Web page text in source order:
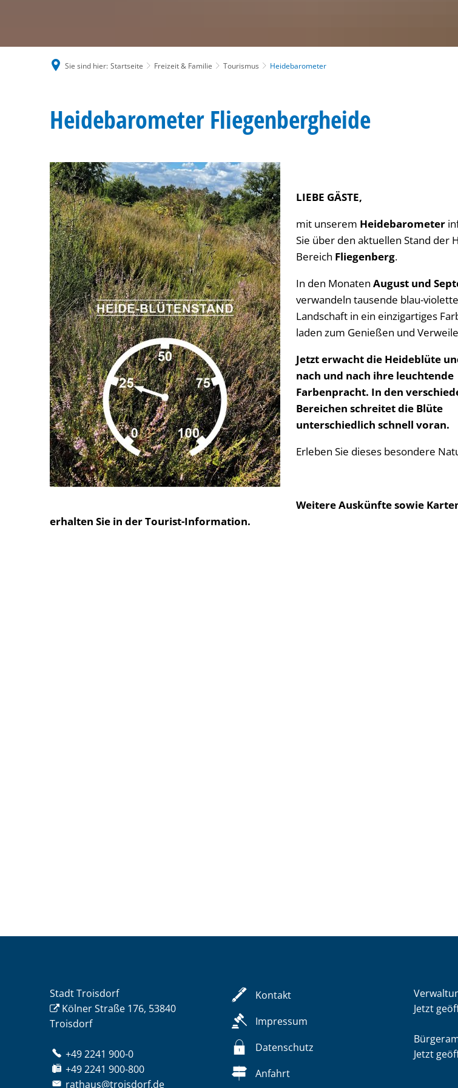
Sie sind hier: Startseite Freizeit & Familie Tourismus Heidebarometer
Heidebarometer
Heidebarometer Fliegenbergheide
LIEBE GÄSTE,
mit unserem Heidebarometer
Sie über den aktuellen Stand der
Bereich Fliegenberg.
In den Monaten August und
verwandeln tausende blau-
Landschaft in ein einzigartiges
laden zum Genießen und
Jetzt erwacht die Heideblüte
nach und nach ihre leuchtende
Farbenpracht. In den
Bereichen schreitet die Blüte
unterschiedlich schnell voran.
Erleben Sie dieses besondere
Weitere Auskünfte sowie
erhalten Sie in der Tourist-Information.
Stadt Troisdorf
Kölner Straße 176, 53840
Troisdorf
+49 2241 900-0
+49 2241 900-800
rathaus@troisdorf.de
Kontakt
Impressum
Datenschutz
Anfahrt
Klicken,
Jetzt
Klicken,
Jetzt